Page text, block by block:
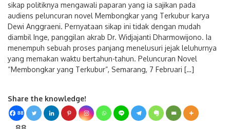
sikap politiknya mengawali paparan yang ia sajikan pada
audiens peluncuran novel Membongkar yang Terkubur karya
Dewi Anggraeni. Pernyataan sikap ini tidak dengan mudah
diambil Inge, panggilan akrab Dr. Widjajanti Dharmowijono. Ia
menempuh sebuah proses panjang menelusuri jejak leluhurnya
yang memakan waktu bertahun-tahun. Peluncuran Novel
“Membongkar yang Terkubur”, Semarang, 7 Februari […]
Share the knowledge!
88